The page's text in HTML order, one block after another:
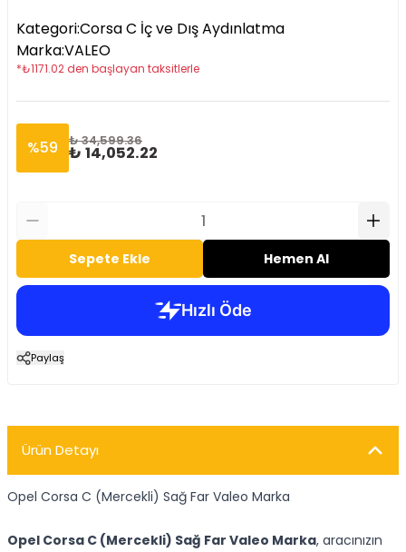
Kategori:Corsa C İç ve Dış Aydınlatma
Marka:VALEO
*₺1171.02 den başlayan taksitlerle
%59 ₺ 34,599.36
₺ 14,052.22
Sepete Ekle Hemen Al
Paylaş
Ürün Detayı
Opel Corsa C (Mercekli) Sağ Far Valeo Marka
Opel Corsa C (Mercekli) Sağ Far Valeo Marka, aracınızın